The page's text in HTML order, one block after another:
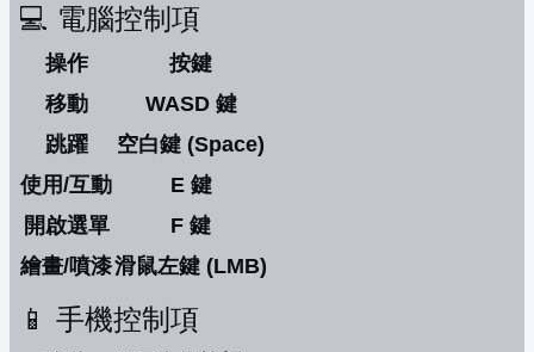
💻 電腦控制項
操作
按鍵
移動
WASD 鍵
跳躍
空白鍵 (Space)
使用/互動
E 鍵
開啟選單
F 鍵
繪畫/噴漆滑鼠左鍵 (LMB)
📱 手機控制項